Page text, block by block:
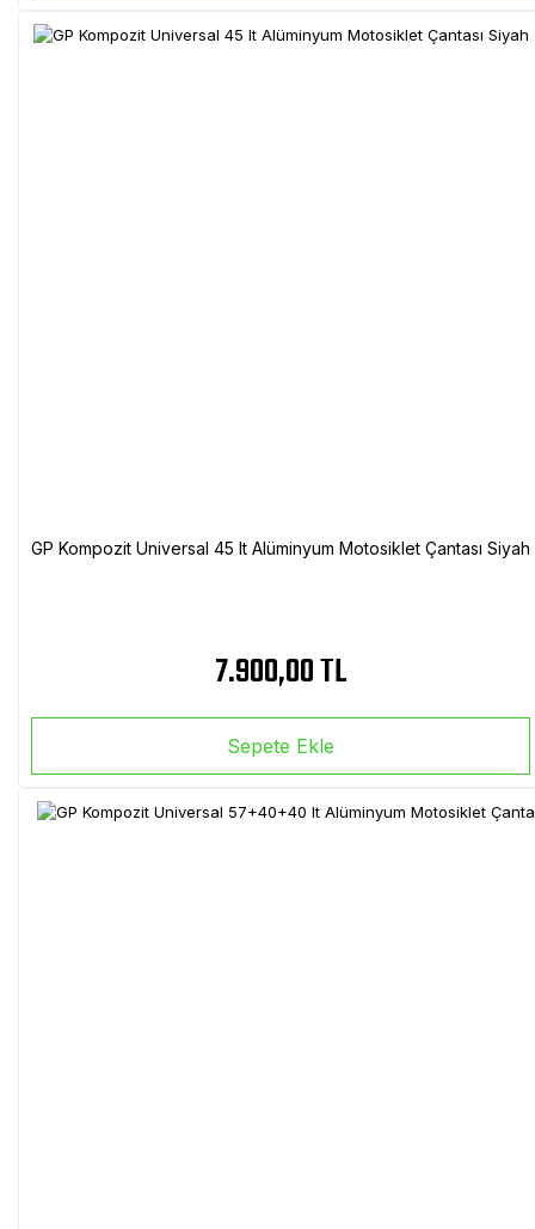
GP Kompozit Universal 45 lt Alüminyum Motosiklet Çantası Siyah
7.900,00 TL
Sepete Ekle